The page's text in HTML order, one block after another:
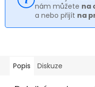
nám můžete na
a nebo přijít na
Popis Diskuze